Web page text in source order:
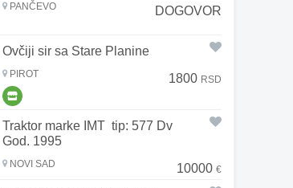
PANČEVO DOGOVOR
Ovčiji sir sa Stare Planine
PIROT 1800 RSD
Traktor marke IMT tip: 577 Dv
God. 1995
NOVI SAD 10000 €